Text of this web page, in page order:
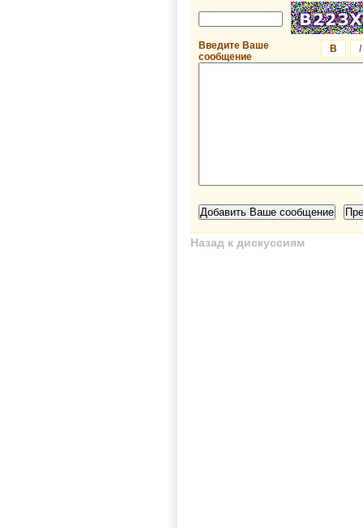
I
B
Введите Ваше
сообщение
Назад к дискуссиям